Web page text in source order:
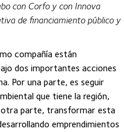
con Corfo y con Innova
de financiamiento público y
compañía están
dos importantes acciones
Por una parte, es seguir
que tiene la región,
otra parte, transformar esta
emprendimientos